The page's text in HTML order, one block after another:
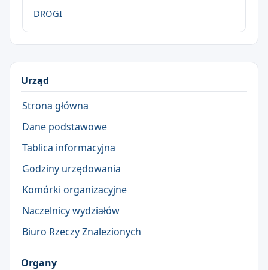
Urząd
Strona główna
Dane podstawowe
Tablica informacyjna
Godziny urzędowania
Komórki organizacyjne
Naczelnicy wydziałów
Biuro Rzeczy Znalezionych
Organy
DROGI